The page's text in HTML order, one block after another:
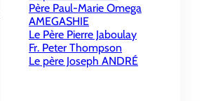
Père Paul-Marie Omega
AMEGASHIE
Le Père Pierre Jaboulay
Fr. Peter Thompson
Le père Joseph ANDRÉ